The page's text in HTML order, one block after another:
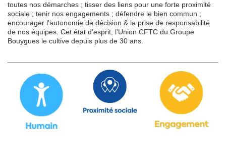
toutes nos démarches ; tisser des liens pour une forte proximité
sociale ; tenir nos engagements ; défendre le bien commun ;
encourager l'autonomie de décision & la prise de responsabilité
de nos équipes. Cet état d’esprit, l'Union CFTC du Groupe
Bouygues le cultive depuis plus de 30 ans.